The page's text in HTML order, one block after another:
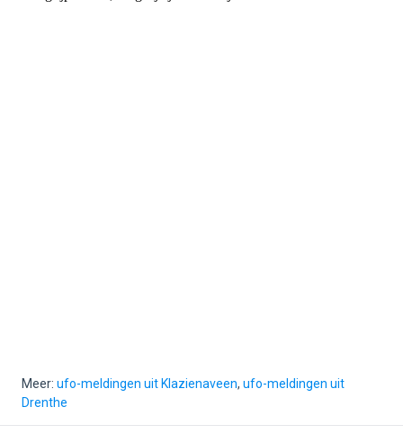
Meer: ufo-meldingen uit Klazienaveen, ufo-meldingen uit
Drenthe